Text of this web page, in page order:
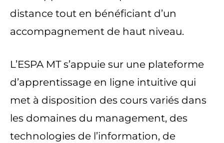
distance tout en bénéficiant d’un
accompagnement de haut niveau.
L’ESPA MT s’appuie sur une plateforme
d’apprentissage en ligne intuitive qui
met à disposition des cours variés dans
les domaines du management, des
technologies de l’information, de